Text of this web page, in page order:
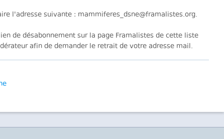
l'adresse suivante : mammiferes_dsne@framalistes.org.
de désabonnement sur la page Framalistes de cette liste
afin de demander le retrait de votre adresse mail.